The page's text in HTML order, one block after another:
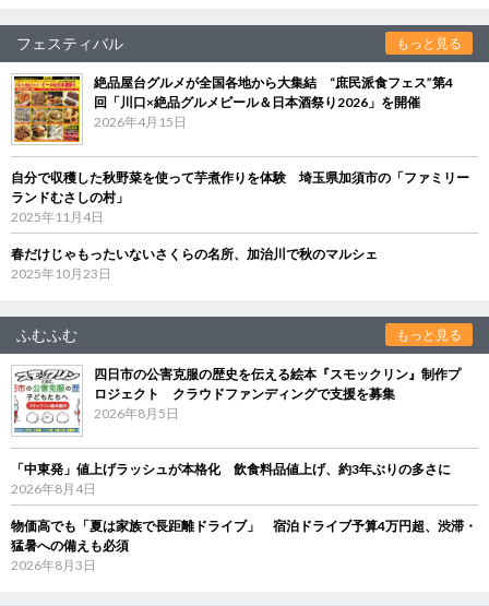
フェスティバル もっと見る
絶品屋台グルメが全国各地から大集結 “庶民派食フェス”第4
回「川口×絶品グルメビール＆日本酒祭り2026」を開催
2026年4月15日
自分で収穫した秋野菜を使って芋煮作りを体験 埼玉県加須市の「ファミリー
ランドむさしの村」
2025年11月4日
春だけじゃもったいないさくらの名所、加治川で秋のマルシェ
2025年10月23日
ふむふむ もっと見る
四日市の公害克服の歴史を伝える絵本『スモックリン』制作プ
ロジェクト クラウドファンディングで支援を募集
2026年8月5日
「中東発」値上げラッシュが本格化 飲食料品値上げ、約3年ぶりの多さに
2026年8月4日
物価高でも「夏は家族で長距離ドライブ」 宿泊ドライブ予算4万円超、渋滞・
猛暑への備えも必須
2026年8月3日